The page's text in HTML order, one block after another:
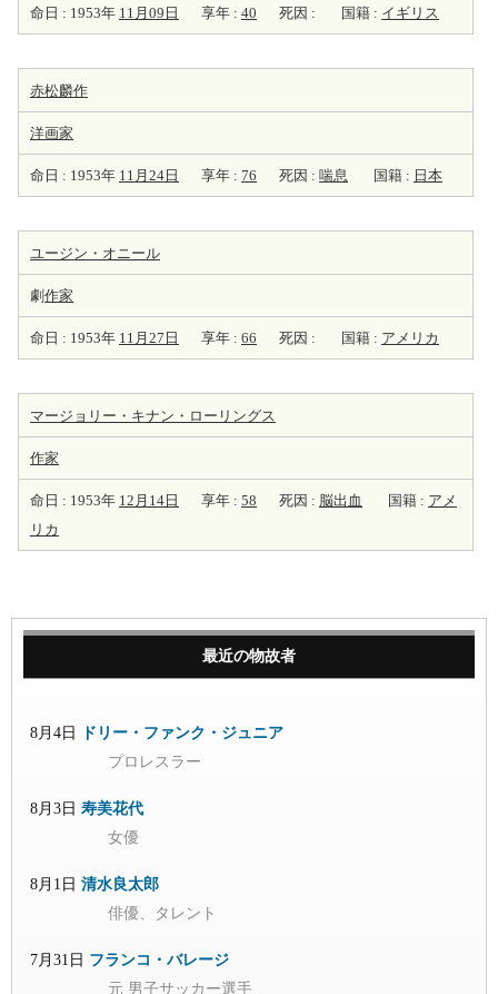
命日 : 1953年 11月09日 享年 : 40 死因 : 国籍 : イギリス
赤松麟作
洋画家
命日 : 1953年 11月24日 享年 : 76 死因 : 喘息 国籍 : 日本
ユージン・オニール
劇 作家
命日 : 1953年 11月27日 享年 : 66 死因 : 国籍 : アメリカ
マージョリー・キナン・ローリングス
作家
命日 : 1953年 12月14日 享年 : 58 死因 : 脳出血 国籍 : アメ
リカ
最近の物故者
8月4日
ドリー・ファンク・ジュニア
プロレスラー
8月3日 寿美花代
女優
8月1日 清水良太郎
俳優、タレント
7月31日 フランコ・バレージ
元 男子サッカー選手